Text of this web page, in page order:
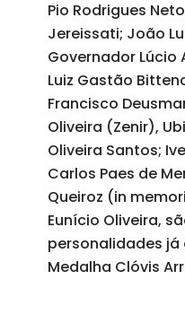
Pio Rodrigues
Jereissati; João
Governador Lúcio
Luiz Gastão
Francisco
Oliveira (Zenir),
Oliveira Santos;
Carlos Paes de
Queiroz (in
Eunício Oliveira,
personalidades
Medalha Clóvis